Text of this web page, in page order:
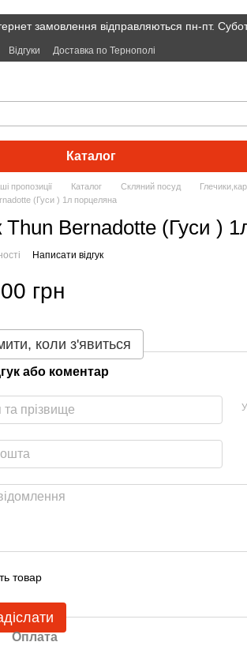
замовлення відправляються пн-пт.
Відгуки Доставка по Тернополі
Каталог
пропозиції Каталог Скляний посуд
(Гуси ) 1л порцеляна
Thun Bernadotte (Гуси )
Написати відгук
грн
коли з'явиться
або коментар
товар
Оплата